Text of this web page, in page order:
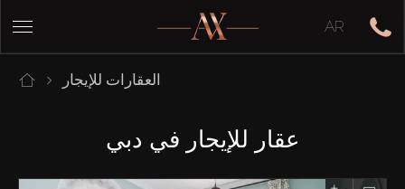
AR
العقارات للإيجار
عقار للإيجار في دبي